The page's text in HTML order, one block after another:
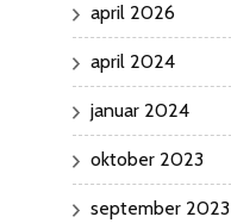
april 2026
april 2024
januar 2024
oktober 2023
september 2023